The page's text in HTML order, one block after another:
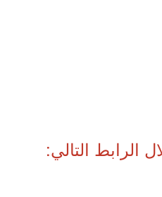
الرابط التالي: